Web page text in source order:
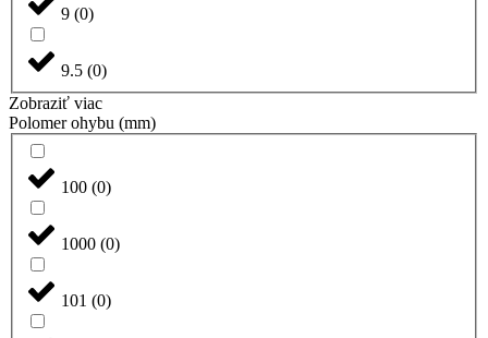
9 (0)
9.5 (0)
Zobraziť viac
Polomer ohybu (mm)
100 (0)
1000 (0)
101 (0)